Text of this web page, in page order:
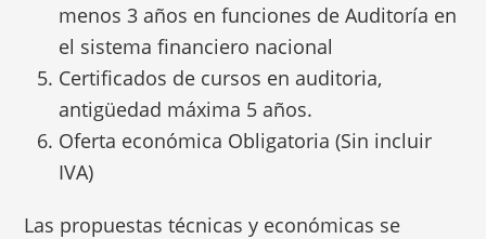
menos 3 años en funciones de Auditoría en
el sistema financiero nacional
Certificados de cursos en auditoria,
antigüedad máxima 5 años.
Oferta económica Obligatoria (Sin incluir
IVA)
Las propuestas técnicas y económicas se